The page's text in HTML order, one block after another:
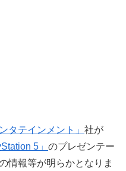
タテインメント」 社が
5」 のプレゼンテー
情報等が明らかとなりま